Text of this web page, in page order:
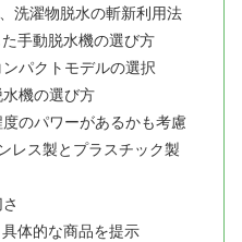
洗濯物脱水の斬新利用法
手動脱水機の選び方
パクトモデルの選択
機の選び方
のパワーがあるかも考慮
レス製とプラスチック製
体的な商品を提示